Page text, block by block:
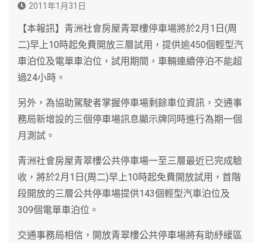
2011年1月31日
【本報訊】青洲社會房屋青翠樓停車場將於2月1日(周
二)早上10時起免費開放三層試用，提供逾450個輕型汽
車泊位及電單車泊位，試用期間，車輛連續停泊不能超
過24小時。
另外，為協助駕駛者掌握停車場剩餘車位資訊，交通事
務局新增設的三個停車場訊息顯示牌同時進行為期一個
月測試。
青洲社會房屋青翠樓公共停車場一至三層最近已完成驗
收，將於2月1日(周二)早上10時起免費開放試用，首階
段開放的三層公共停車場提供143個輕型汽車泊位及
309個電單車泊位。
交通事務局相信，開放青翠樓公共停車場將有助紓緩區